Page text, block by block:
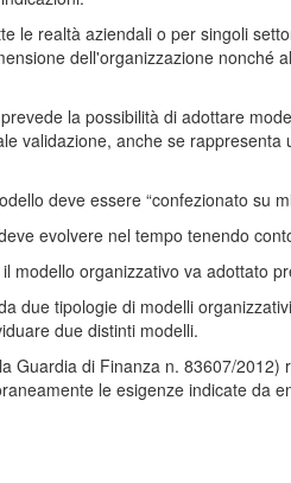
le realtà aziendali o per singoli
dell'organizzazione
la possibilità di adottare
validazione, anche se
deve essere “confezionato su
evolvere nel tempo tenendo
modello organizzativo va adottato
due tipologie di modelli
due distinti modelli.
Guardia di Finanza n. 83607/
le esigenze indicate da